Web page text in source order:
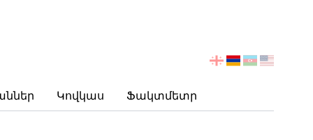
Կովկաս Ֆակտմետր
აირჩიეთ